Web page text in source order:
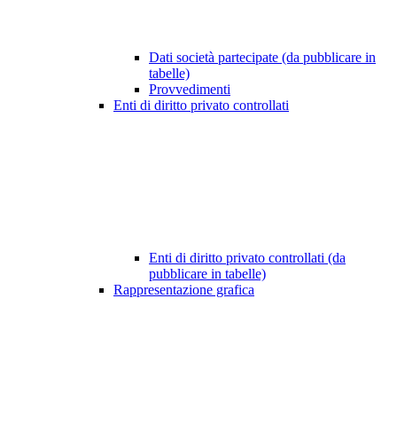
Dati società partecipate (da pubblicare in
tabelle)
Provvedimenti
Enti di diritto privato controllati
Enti di diritto privato controllati (da
pubblicare in tabelle)
Rappresentazione grafica